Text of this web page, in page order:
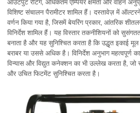
आउटपुट रेटिंग, अधिकतम एम्पियर क्षमता और वाहन
विशिष्ट संचालन पैरामीटर शामिल हैं। दस्तावेज़ में
वर्णन किया गया है, जिसमें बेयरिंग प्रकार, आंतरिक
विनिर्देश शामिल हैं। यह विस्तार तकनीशियनों को
बनाता है और यह सुनिश्चित करता है कि उद्धृत इकाई मूल
बराबर या उससे अधिक है। विनिर्देश अनुभाग महत्वपूर्ण
विन्यास और विद्युत कनेक्शन का भी उल्लेख करता है,
और उचित फिटमेंट सुनिश्चित करता है।